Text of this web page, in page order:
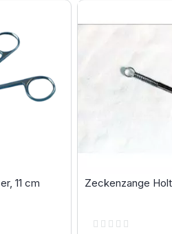
11 cm Zeckenzange
Rating: